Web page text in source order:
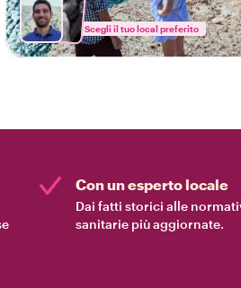
Scegli il tuo local preferito
Con un esperto locale
Dai fatti storici alle
sanitarie più aggiornate.